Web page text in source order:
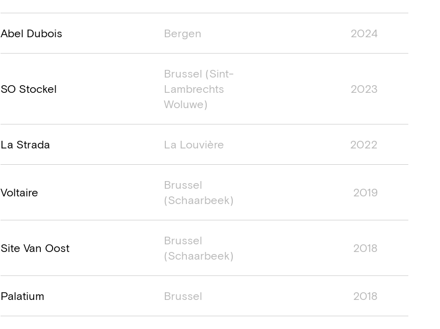
Abel Dubois Bergen 2024
SO Stockel
Brussel (Sint-
Lambrechts
Woluwe)
2023
La Strada La Louvière 2022
Voltaire
Brussel
(Schaarbeek)
2019
Site Van Oost
Brussel
(Schaarbeek)
2018
Palatium Brussel 2018